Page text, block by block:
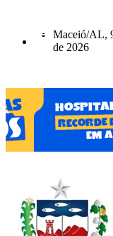
Maceió/AL,
de 2026